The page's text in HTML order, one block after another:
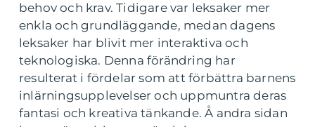
behov och krav. Tidigare var leksaker mer
enkla och grundläggande, medan dagens
leksaker har blivit mer interaktiva och
teknologiska. Denna förändring har
resulterat i fördelar som att förbättra barnens
inlärningsupplevelser och uppmuntra deras
fantasi och kreativa tänkande. Å andra sidan